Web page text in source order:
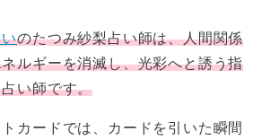
のたつみ紗梨占い師は、人間関係
ルギーを消滅し、光彩へと誘う指
い師です。
カードでは、カードを引いた瞬間